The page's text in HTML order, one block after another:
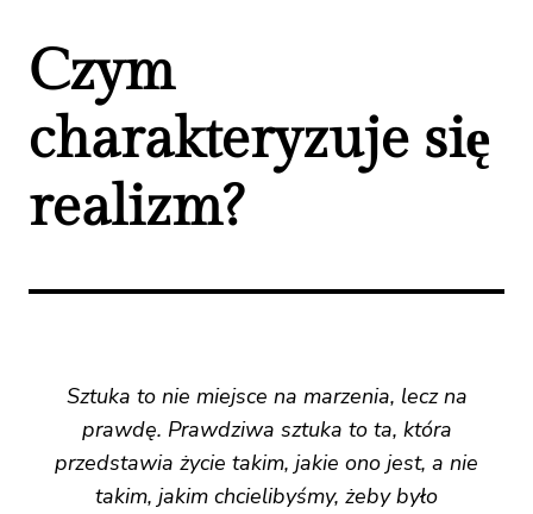
Czym
charakteryzuje się
realizm?
Sztuka to nie miejsce na marzenia, lecz na
prawdę. Prawdziwa sztuka to ta, która
przedstawia życie takim, jakie ono jest, a nie
takim, jakim chcielibyśmy, żeby było